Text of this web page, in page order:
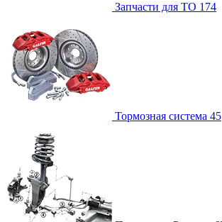
Запчасти для ТО 174
Тормозная система 45